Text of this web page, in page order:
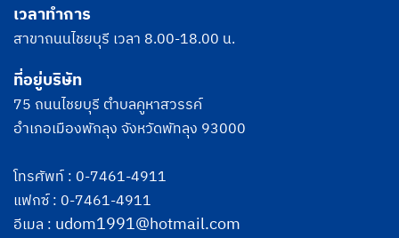
เวลาทำการ
สาขาถนนไชยบุรี เวลา 8.00-18.00 น.
ที่อยู่บริษัท
75 ถนนไชยบุรี ตำบลคูหาสวรรค์
อำเภอเมืองพักลุง จังหวัดพัทลุง 93000
โทรศัพท์ : 0-7461-4911
แฟกซ์ : 0-7461-4911
อีเมล : udom1991@hotmail.com